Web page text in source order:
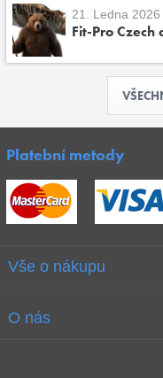
21. Ledna 2026
Fit-Pro
Platební metody
Vše o nákupu
Obchodní podmínky
O nás